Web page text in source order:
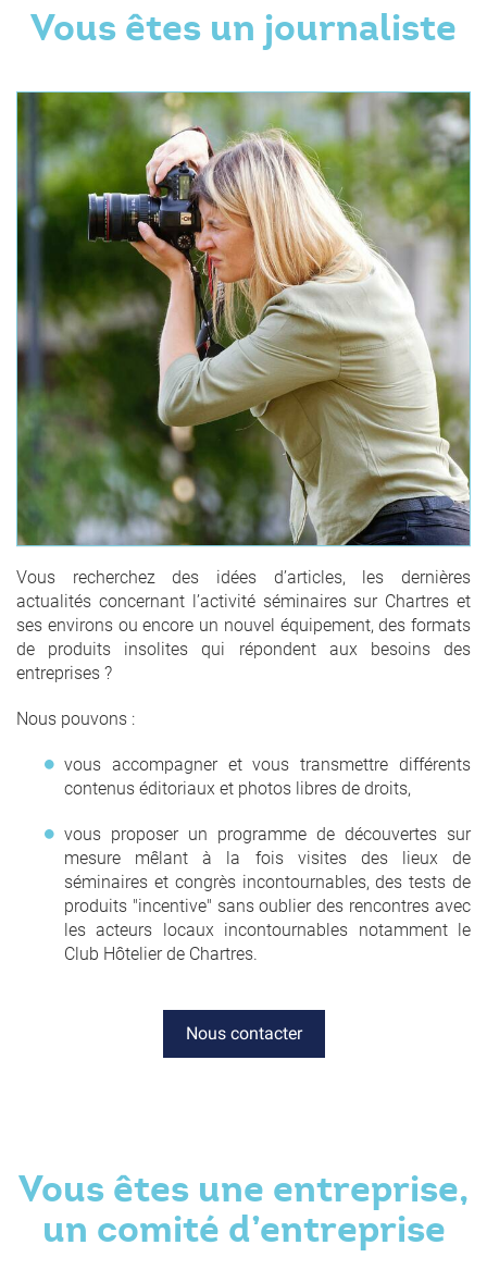
Vous êtes un journaliste
Vous recherchez des idées d’articles, les dernières
actualités concernant l’activité séminaires sur Chartres et
ses environs ou encore un nouvel équipement, des formats
de produits insolites qui répondent aux besoins des
entreprises ?
Nous pouvons :
vous accompagner et vous transmettre différents
contenus éditoriaux et photos libres de droits,
vous proposer un programme de découvertes sur
mesure mêlant à la fois visites des lieux de
séminaires et congrès incontournables, des tests de
produits "incentive" sans oublier des rencontres avec
les acteurs locaux incontournables notamment le
Club Hôtelier de Chartres.
Nous contacter
Vous êtes une entreprise,
un comité d’entreprise